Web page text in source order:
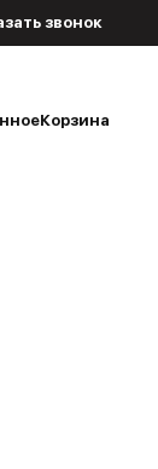
звонок
Корзина